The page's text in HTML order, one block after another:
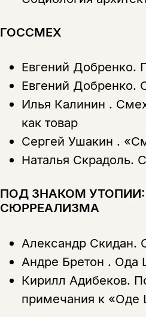
ГОССМЕХ
Евгений Добренко.
Евгений Добренко.
Илья Калинин .
как товар
Сергей Ушакин .
Наталья Скрадоль.
ПОД ЗНАКОМ
СЮРРЕАЛИЗМА
Александр Скидан.
Андре Бретон . Ода
Кирилл Адибеков.
примечания к
Раз в неделю мы
о книгах и событиях
скидку 15%
Этой книги
нет в продаже.
Вы можете
уведомления, и при
Эта книга
не
Скажите, пожалуйста,